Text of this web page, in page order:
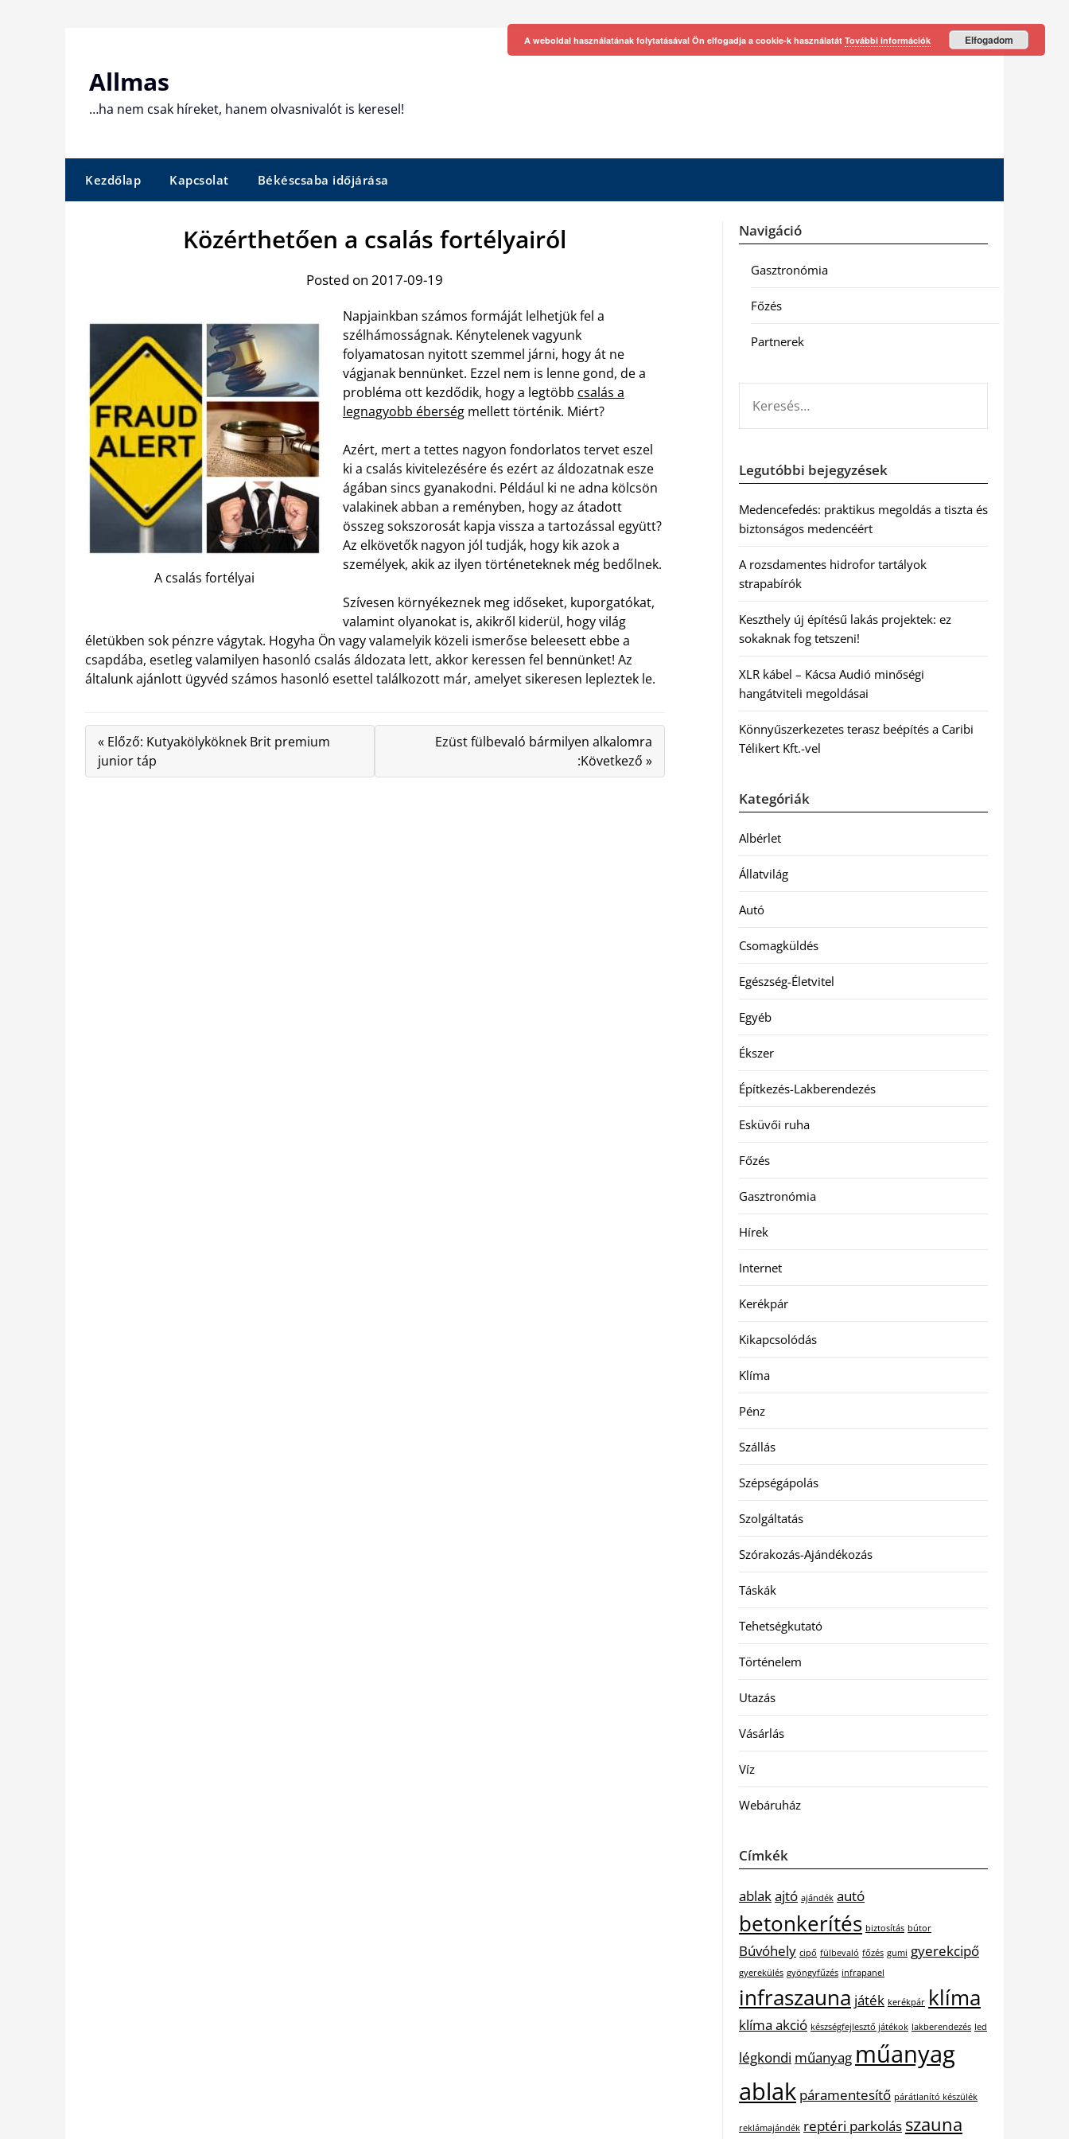
Allmas
…ha nem csak híreket, hanem olvasnivalót is keresel!
Kezdőlap Kapcsolat Békéscsaba időjárása
Közérthetően a csalás fortélyairól
Posted on 2017-09-19
A csalás fortélyai
Napjainkban számos formáját lelhetjük fel a
szélhámosságnak. Kénytelenek vagyunk
folyamatosan nyitott szemmel járni, hogy át ne
vágjanak bennünket. Ezzel nem is lenne gond, de a
probléma ott kezdődik, hogy a legtöbb csalás a
legnagyobb éberség mellett történik. Miért?
Azért, mert a tettes nagyon fondorlatos tervet eszel
ki a csalás kivitelezésére és ezért az áldozatnak esze
ágában sincs gyanakodni. Például ki ne adna kölcsön
valakinek abban a reményben, hogy az átadott
összeg sokszorosát kapja vissza a tartozással együtt?
Az elkövetők nagyon jól tudják, hogy kik azok a
személyek, akik az ilyen történeteknek még bedőlnek.
Szívesen környékeznek meg időseket, kuporgatókat,
valamint olyanokat is, akikről kiderül, hogy világ
életükben sok pénzre vágytak. Hogyha Ön vagy valamelyik közeli ismerőse beleesett ebbe a
csapdába, esetleg valamilyen hasonló csalás áldozata lett, akkor keressen fel bennünket! Az
általunk ajánlott ügyvéd számos hasonló esettel találkozott már, amelyet sikeresen lepleztek le.
« Előző: Kutyakölyköknek Brit premium
junior táp
Ezüst fülbevaló bármilyen alkalomra
:Következő »
Navigáció
Gasztronómia
Főzés
Partnerek
Legutóbbi bejegyzések
Medencefedés: praktikus megoldás a tiszta és
biztonságos medencéért
A rozsdamentes hidrofor tartályok
strapabírók
Keszthely új építésű lakás projektek: ez
sokaknak fog tetszeni!
XLR kábel – Kácsa Audió minőségi
hangátviteli megoldásai
Könnyűszerkezetes terasz beépítés a Caribi
Télikert Kft.-vel
Kategóriák
Albérlet
Állatvilág
Autó
Csomagküldés
Egészség-Életvitel
Egyéb
Ékszer
Építkezés-Lakberendezés
Esküvői ruha
Főzés
Gasztronómia
Hírek
Internet
Kerékpár
Kikapcsolódás
Klíma
Pénz
Szállás
Szépségápolás
Szolgáltatás
Szórakozás-Ajándékozás
Táskák
Tehetségkutató
Történelem
Utazás
Vásárlás
Víz
Webáruház
Címkék
ablakajtó ajándék autó
betonkerítés biztosítás bútor
Búvóhely cipő fülbevaló főzés gumi gyerekcipő
gyerekülés gyöngyfűzés infrapanel
infraszauna játék kerékpár klíma
klíma akció készségfejlesztő játékok lakberendezés led
légkondi műanyag műanyag
ablak páramentesítő párátlanító készülék
reklámajándék reptéri parkolás szauna
A weboldal használatának folytatásával Ön elfogadja a cookie-k használatát További információk Elfogadom